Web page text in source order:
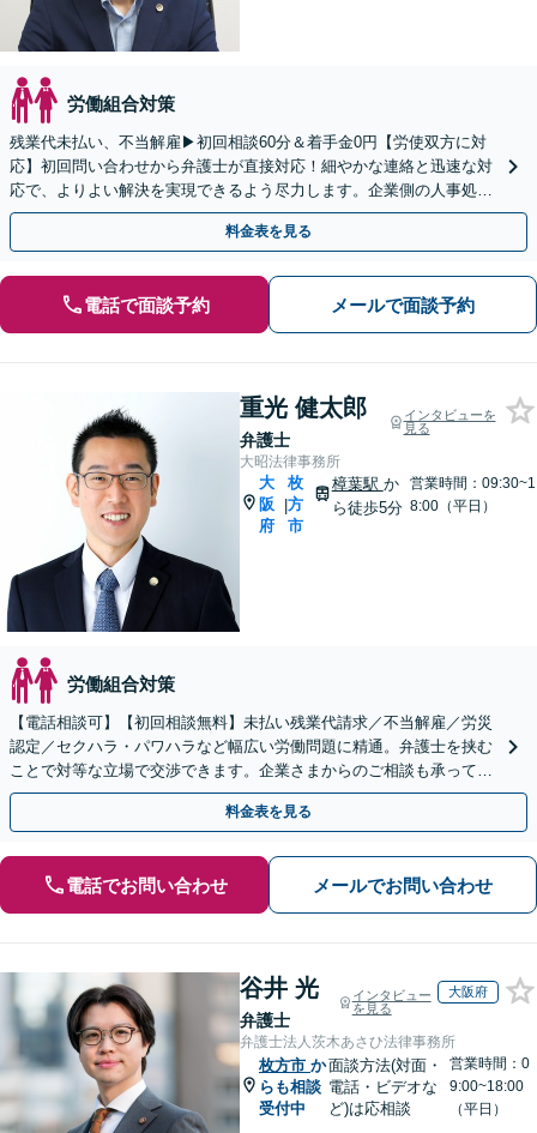
労働組合対策
残業代未払い、不当解雇▶︎初回相談60分＆着手金0円【労使双方に対
応】初回問い合わせから弁護士が直接対応！細やかな連絡と迅速な対
応で、よりよい解決を実現できるよう尽力します。企業側の人事処分
のご相談まで対応【休日・夜間面談可】【樟葉駅5分】
料金表を見る
電話で面談予約 メールで面談予約
重光 健太郎
弁護士
インタビューを
見る
大昭法律事務所
大
阪
府
|
枚
方
市
樟葉駅 か
ら徒歩5分
営業時間：09:30~1
8:00（平日）
労働組合対策
【電話相談可】【初回相談無料】未払い残業代請求／不当解雇／労災
認定／セクハラ・パワハラなど幅広い労働問題に精通。弁護士を挟む
ことで対等な立場で交渉できます。企業さまからのご相談も承ってお
ります。【夜間・休日面談】【完全個室】【樟葉駅3分】
料金表を見る
電話でお問い合わせ メールでお問い合わせ
谷井 光
弁護士
インタビュー
を見る
大阪府
弁護士法人茨木あさひ法律事務所
枚方市 か
らも相談
受付中
面談方法(対面・
電話・ビデオな
ど)は応相談
営業時間：0
9:00~18:00
（平日）